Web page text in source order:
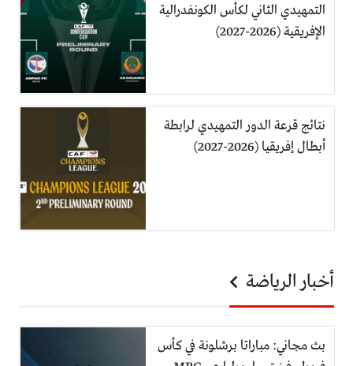
التمهيدي الثاني لكأس الكونفدرالية
الإفريقية (2026-2027)
نتائج قرعة الدور التمهيدي لرابطة
أبطال إفريقيا (2026-2027)
أخبار الرياضة
بث مجاني: مباراتا برشلونة في كأس